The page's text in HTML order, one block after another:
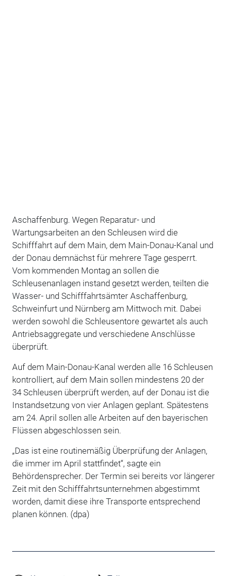
Aschaffenburg. Wegen Reparatur- und
Wartungsarbeiten an den Schleusen wird die
Schifffahrt auf dem Main, dem Main-Donau-Kanal und
der Donau demnächst für mehrere Tage gesperrt.
Vom kommenden Montag an sollen die
Schleusenanlagen instand gesetzt werden, teilten die
Wasser- und Schifffahrtsämter Aschaffenburg,
Schweinfurt und Nürnberg am Mittwoch mit. Dabei
werden sowohl die Schleusentore gewartet als auch
Antriebsaggregate und verschiedene Anschlüsse
überprüft.
Auf dem Main-Donau-Kanal werden alle 16 Schleusen
kontrolliert, auf dem Main sollen mindestens 20 der
34 Schleusen überprüft werden, auf der Donau ist die
Instandsetzung von vier Anlagen geplant. Spätestens
am 24. April sollen alle Arbeiten auf den bayerischen
Flüssen abgeschlossen sein.
„Das ist eine routinemäßig Überprüfung der Anlagen,
die immer im April stattfindet“, sagte ein
Behördensprecher. Der Termin sei bereits vor längerer
Zeit mit den Schifffahrtsunternehmen abgestimmt
worden, damit diese ihre Transporte entsprechend
planen können. (dpa)